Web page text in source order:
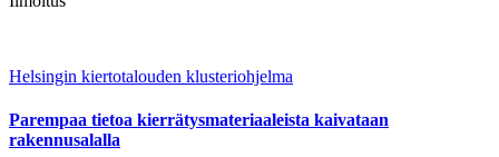
Helsingin kiertotalouden klusteriohjelma
Parempaa tietoa kierrätysmateriaaleista kaivataan
rakennusalalla